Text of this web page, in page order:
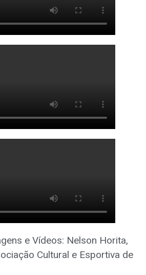
e Vídeos: Nelson Horita,
Cultural e Esportiva de